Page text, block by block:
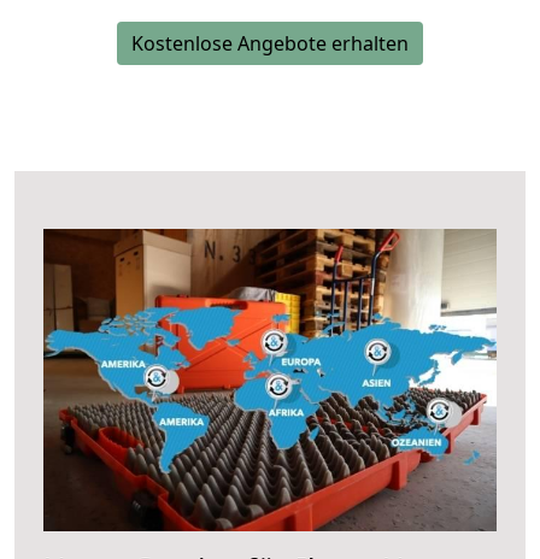
Kostenlose Angebote erhalten